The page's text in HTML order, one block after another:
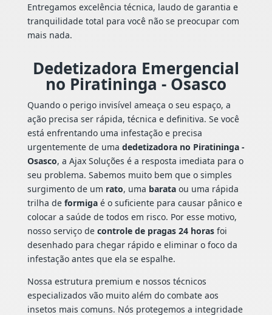
Entregamos excelência técnica, laudo de garantia e
tranquilidade total para você não se preocupar com
mais nada.
Dedetizadora Emergencial
no Piratininga - Osasco
Quando o perigo invisível ameaça o seu espaço, a
ação precisa ser rápida, técnica e definitiva. Se você
está enfrentando uma infestação e precisa
urgentemente de uma dedetizadora no Piratininga -
Osasco, a Ajax Soluções é a resposta imediata para o
seu problema. Sabemos muito bem que o simples
surgimento de um rato, uma barataou uma rápida
trilha de formigaé o suficiente para causar pânico e
colocar a saúde de todos em risco. Por esse motivo,
nosso serviço de controle de pragas 24 horasfoi
desenhado para chegar rápido e eliminar o foco da
infestação antes que ela se espalhe.
Nossa estrutura premium e nossos técnicos
especializados vão muito além do combate aos
insetos mais comuns. Nós protegemos a integridade